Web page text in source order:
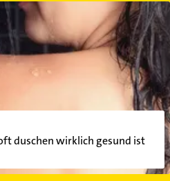
duschen wirklich gesund ist
wirklich gesund ist